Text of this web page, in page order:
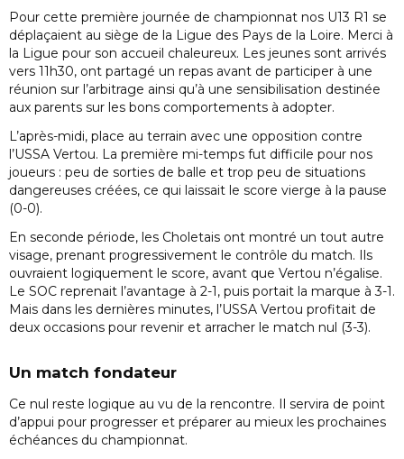
Pour cette première journée de championnat nos U13 R1 se
déplaçaient au siège de la Ligue des Pays de la Loire. Merci à
la Ligue pour son accueil chaleureux. Les jeunes sont arrivés
vers 11h30, ont partagé un repas avant de participer à une
réunion sur l’arbitrage ainsi qu’à une sensibilisation destinée
aux parents sur les bons comportements à adopter.
L’après-midi, place au terrain avec une opposition contre
l’USSA Vertou. La première mi-temps fut difficile pour nos
joueurs : peu de sorties de balle et trop peu de situations
dangereuses créées, ce qui laissait le score vierge à la pause
(0-0).
En seconde période, les Choletais ont montré un tout autre
visage, prenant progressivement le contrôle du match. Ils
ouvraient logiquement le score, avant que Vertou n’égalise.
Le SOC reprenait l’avantage à 2-1, puis portait la marque à 3-1.
Mais dans les dernières minutes, l’USSA Vertou profitait de
deux occasions pour revenir et arracher le match nul (3-3).
Un match fondateur
Ce nul reste logique au vu de la rencontre. Il servira de point
d’appui pour progresser et préparer au mieux les prochaines
échéances du championnat.